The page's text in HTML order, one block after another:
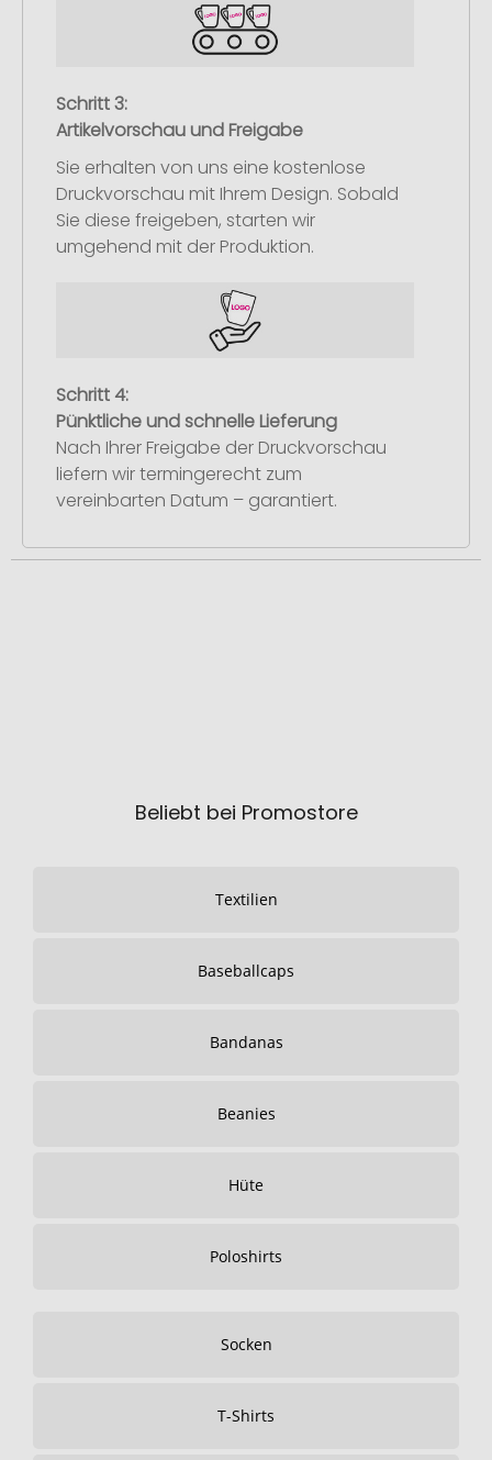
Schritt 3:
Artikelvorschau und Freigabe
Sie erhalten von uns eine kostenlose
Druckvorschau mit Ihrem Design. Sobald
Sie diese freigeben, starten wir
umgehend mit der Produktion.
Schritt 4:
Pünktliche und schnelle Lieferung
Nach Ihrer Freigabe der Druckvorschau
liefern wir termingerecht zum
vereinbarten Datum – garantiert.
Beliebt bei Promostore
Textilien
Baseballcaps
Bandanas
Beanies
Hüte
Poloshirts
Socken
T-Shirts